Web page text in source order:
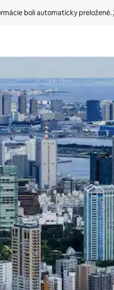
boli automaticky preložené.
klávesov so šípkami nahor